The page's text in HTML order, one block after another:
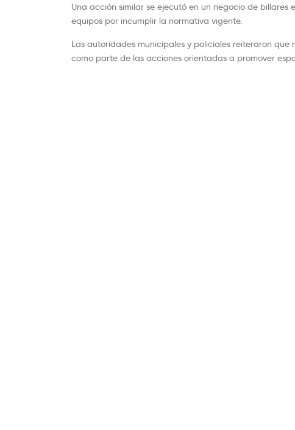
Una acción similar se ejecutó en un negocio de
equipos por incumplir la normativa vigente.
Las autoridades municipales y policiales reiteraron
como parte de las acciones orientadas a promover